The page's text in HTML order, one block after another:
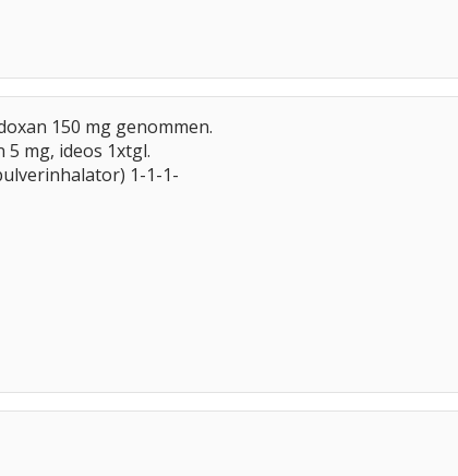
150 mg genommen.
mg, ideos 1xtgl.
1-1-1-